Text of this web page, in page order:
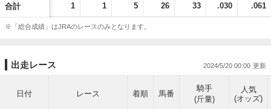
合計 1 1 5 26 33 .030 .061
※「総合成績」はJRAのレースのみとなります。
出走レース 2024/5/20 00:00
日付 レース 着順 馬番
騎手
(斤量)
人気
(オッズ)